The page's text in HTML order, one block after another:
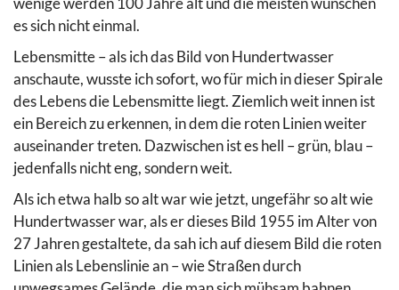
es sich nicht einmal.
Lebensmitte – als ich das Bild von Hundertwasser
anschaute, wusste ich sofort, wo für mich in dieser Spirale
des Lebens die Lebensmitte liegt. Ziemlich weit innen ist
ein Bereich zu erkennen, in dem die roten Linien weiter
auseinander treten. Dazwischen ist es hell – grün, blau –
jedenfalls nicht eng, sondern weit.
Als ich etwa halb so alt war wie jetzt, ungefähr so alt wie
Hundertwasser war, als er dieses Bild 1955 im Alter von
27 Jahren gestaltete, da sah ich auf diesem Bild die roten
Linien als Lebenslinie an – wie Straßen durch